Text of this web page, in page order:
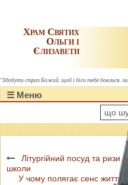
Храм Святих
Ольги і
Єлизавети
"Здобути страх Божий, щоб і біси тебе боялися,
Літургійний посуд та ризи
школи
У чому полягає сенс життя?